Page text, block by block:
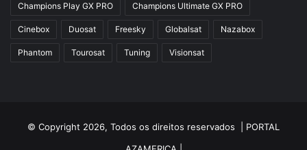
Azamerica S922
Azamerica S922 Mini
Azamerica S928
Azamerica Silver IPTV
Champions Play GX PRO Champions Ultimate GX PRO
Cinebox Duosat Freesky Globalsat Nazabox
Phantom Tourosat Tuning Visionsat
© Copyright 2026, Todos os direitos reservados | PORTAL